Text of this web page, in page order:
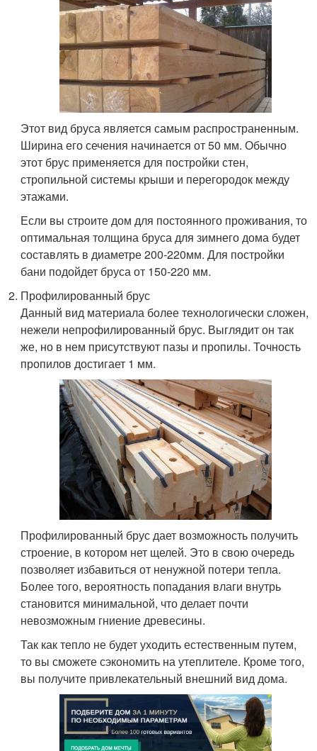
Этот вид бруса является самым распространенным.
Ширина его сечения начинается от 50 мм. Обычно
этот брус применяется для постройки стен,
стропильной системы крыши и перегородок между
этажами.
Если вы строите дом для постоянного проживания, то
оптимальная толщина бруса для зимнего дома будет
составлять в диаметре 200-220мм. Для постройки
бани подойдет бруса от 150-220 мм.
Профилированный брус
Данный вид материала более технологически сложен,
нежели непрофилированный брус. Выглядит он так
же, но в нем присутствуют пазы и пропилы. Точность
пропилов достигает 1 мм.
Профилированный брус дает возможность получить
строение, в котором нет щелей. Это в свою очередь
позволяет избавиться от ненужной потери тепла.
Более того, вероятность попадания влаги внутрь
становится минимальной, что делает почти
невозможным гниение древесины.
Так как тепло не будет уходить естественным путем,
то вы сможете сэкономить на утеплителе. Кроме того,
вы получите привлекательный внешний вид дома.